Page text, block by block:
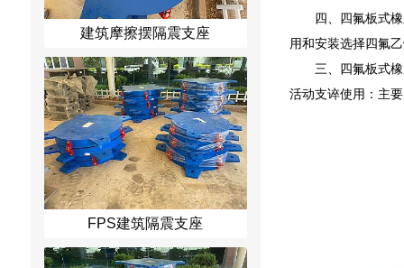
建筑摩擦摆隔震支座
FPS建筑隔震支座
四、四氟板式
用和安装选择四氟
三、四氟板式
活动支谇使用：主